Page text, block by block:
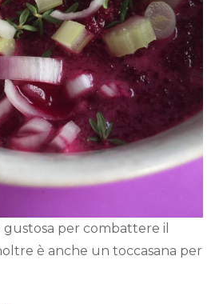
per combattere il
è anche un toccasana per